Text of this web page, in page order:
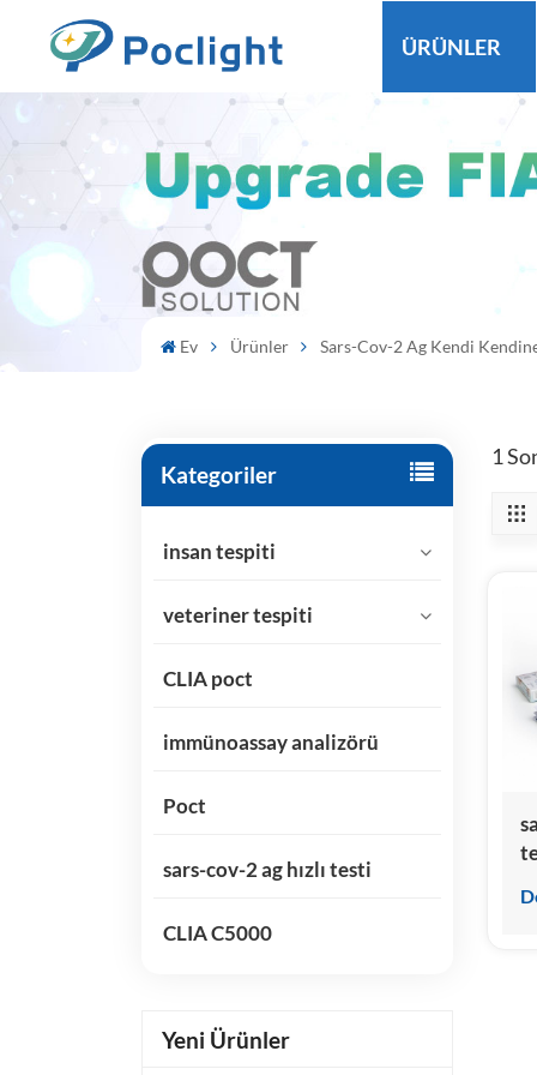
ÜRÜNLER
Ev Ürünler Sars-Cov-2 Ag Kendi
Kategoriler
insan tespiti
veteriner tespiti
CLIA poct
immünoassay analizörü
Poct
sars-cov-2 ag hızlı testi
CLIA C5000
Yeni Ürünler
1